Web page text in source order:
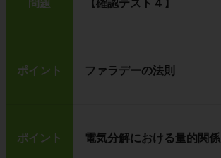
問題 【確認テスト４】
ポイント ファラデーの法則
ポイント 電気分解における量的関係